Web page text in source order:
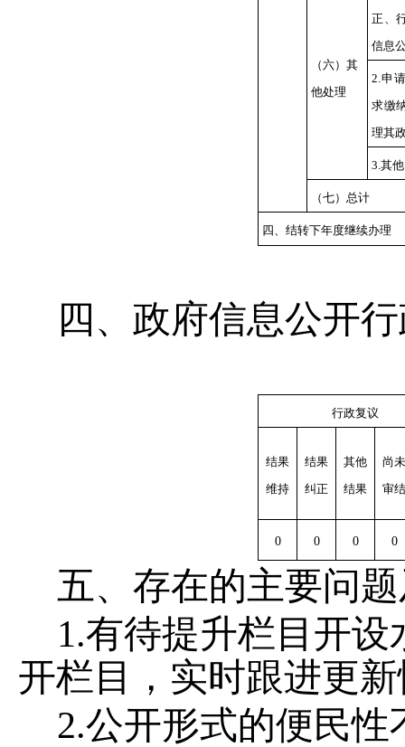
（六）其
他处理
正、
信息
2.申
求缴
理其
3.其他
（七）总计
四、结转下年度继续办理
四、政府信息公开
行政复议
结果
维持
结果
纠正
其他
结果
尚未
审结
0 0 0 0
五、存在的主要问
1.有待提升栏目开
开栏目，实时跟进更
2.公开形式的便民